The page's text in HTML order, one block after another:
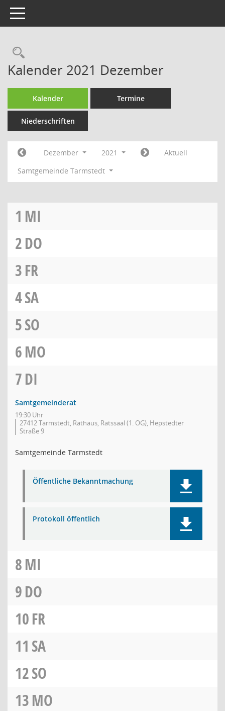
Toggle navigation
Rechercheauswahl
Kalender 2021 Dezember
Kalender Termine
Niederschriften
Dezember 2021
Aktuell
Samtgemeinde Tarmstedt
1 MI
2DO
3FR
4SA
5SO
6MO
7DI
Samtgemeinderat
19:30 Uhr
27412 Tarmstedt, Rathaus, Ratssaal (1. OG), Hepstedter
Straße 9
Samtgemeinde Tarmstedt
Öffentliche Bekanntmachung
Protokoll öffentlich
8MI
9DO
10FR
11 SA
12SO
13MO